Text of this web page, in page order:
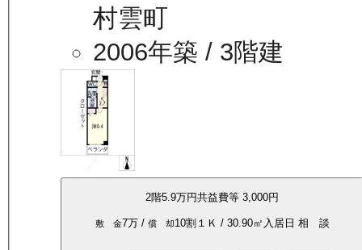
村雲町
2006年築 / 3階建
2階5.9万円共益費等3,000円
敷 金7万/ 償 却10割１Ｋ / 30.90㎡ 入居日 相 談